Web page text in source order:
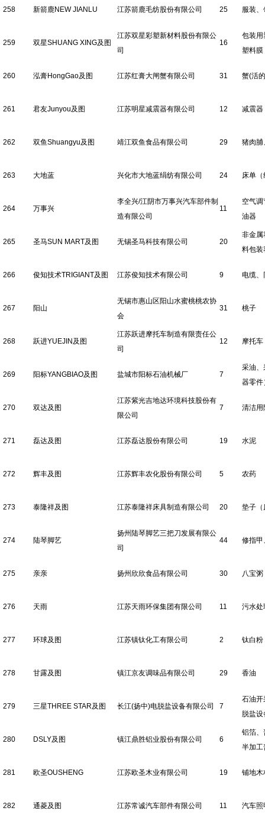
258 新箭鹿NEW JIANLU 江苏箭鹿毛纺股份有限公司 25 服装
259 双星SHUANG XING及图
江苏双星彩塑新材料股份有限公
司
16
包装用
塑料膜
260 泓膏HongGao及图 江苏红膏大闸蟹有限公司 31 蟹(活
261 君友Junyou及图 江苏明星减震器有限公司 12 减震器
262 双鱼Shuangyu及图 靖江双鱼食品有限公司 29 猪肉脯
263 大地蓝 兴化市大地蓝绢纺有限公司 24 床单
264 万事兴
李全兴/江阴市万事兴汽车部件制
造有限公司
11
空气
油器
265 圣马SUN MART及图 无锡圣马科技有限公司 20
非金属
料包装
266 俊知技术TRIGIANT及图 江苏俊知技术有限公司 9 电缆、
267 阳山
无锡市惠山区阳山水蜜桃桃农协
会
31 桃子
268 跃进YUEJIN及图
江苏跃进摩托车制造有限责任公
司
12 摩托车
269 阳标YANGBIAO及图 盐城市阳标石油机械厂 7
采油、
器零件
270 双达及图
江苏紫光吉地达环境科技股份有
限公司
7 清洁用
271 磊达及图 江苏磊达股份有限公司 19 水泥
272 辉丰及图 江苏辉丰农化股份有限公司 5 农药
273 泰隆祥及图 江苏泰隆祥床具制造有限公司 20 垫子（
274 陆琴脚艺
扬州陆琴脚艺三把刀发展有限公
司
44 修指甲
275 亲亲 扬州欣欣食品有限公司 30 八宝粥
276 天雨 江苏天雨环保集团有限公司 11 污水处
277 环球及图 江苏镇钛化工有限公司 2 钛白粉
278 甘露及图 镇江京友调味品有限公司 29 香油
279 三星THREE STAR及图 长江(扬中)电脱盐设备有限公司 7
石油开
脱盐
280 DSLY及图 镇江鼎胜铝业股份有限公司 6
铝箔、
半加工
281 欧圣OUSHENG 江苏欧圣木业有限公司 19 铺地木
282 通菱及图 江苏常诚汽车部件有限公司 11 汽车照